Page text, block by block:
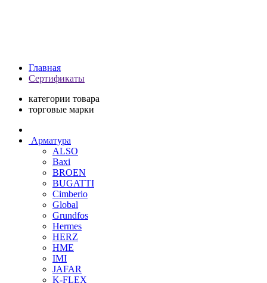
Главная
Сертификаты
категории товара
торговые марки
Арматура
ALSO
Baxi
BROEN
BUGATTI
Cimberio
Global
Grundfos
Hermes
HERZ
HME
IMI
JAFAR
K-FLEX